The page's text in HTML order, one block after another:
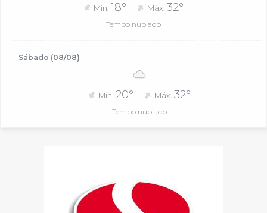
Mín. 18° Máx. 32°
Tempo nublado
Sábado (08/08)
Mín. 20° Máx.32°
Tempo nublado